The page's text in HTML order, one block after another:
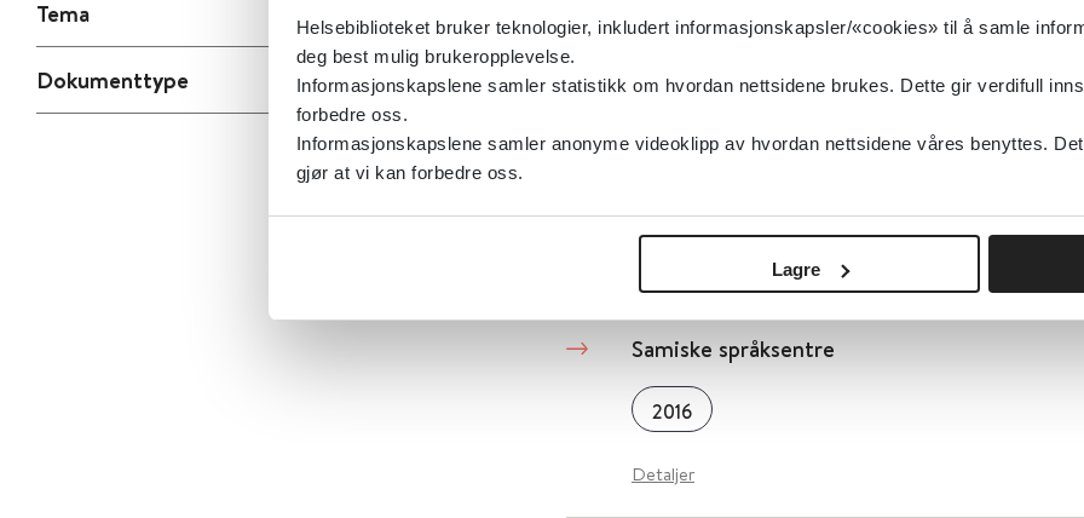
Helsebiblioteket bruker teknologier, inkludert informasjonskapsler/«cookies» til å samle
deg best mulig brukeropplevelse.
Informasjonskapslene samler statistikk om hvordan nettsidene brukes. Dette gir verdifull
forbedre oss.
Informasjonskapslene samler anonyme videoklipp av hvordan nettsidene våres benyttes.
gjør at vi kan forbedre oss.
Lagre
Tema
Dokumenttype
Detaljer
Samisk statistikk
Samiske språksentre
2016
Detaljer